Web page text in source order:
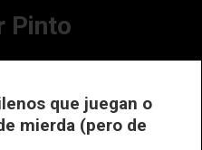
Pinto
que juegan o
mierda (pero de